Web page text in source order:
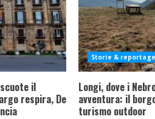
il
respira, De
Storie & reportage
Longi, dove i
avventura: il
turismo outdoor